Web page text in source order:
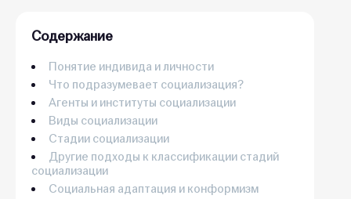
Содержание
Понятие индивида и личности
Что подразумевает социализация?
Агенты и институты социализации
Виды социализации
Стадии социализации
Другие подходы к классификации стадий
социализации
Социальная адаптация и конформизм